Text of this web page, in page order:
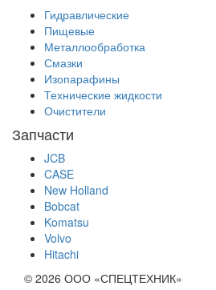
Гидравлические
Пищевые
Металлообработка
Смазки
Изопарафины
Технические жидкости
Очистители
Запчасти
JCB
CASE
New Holland
Bobcat
Komatsu
Volvo
Hitachi
© 2026 ООО «СПЕЦТЕХНИК»